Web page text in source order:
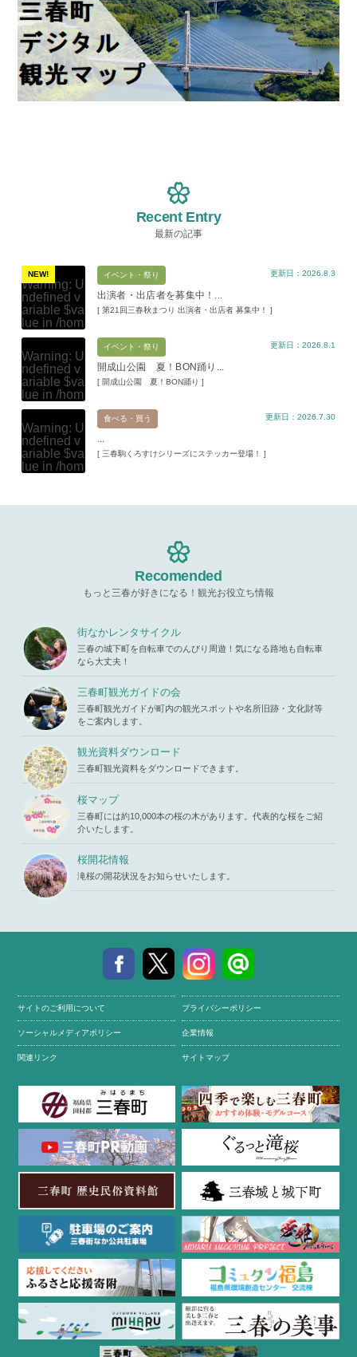
Recent Entry
最新の記事
NEW!
Warning: U
ndefined v
ariable $va
lue in /hom
e/xs11945
9/miharuko
ma.com/pu
blic_html/w
p-content/t
hemes/mih
aru/templat
e-parts/pic
up.phpon l
ine19
Warning: A
parts/picu
p.phpon li
ne19
イベント・祭り
出演者・出店者を募集中！...
[ 第21回三春秋まつり 出演者・出店者 募集中！ ]
更新日：2026.8.3
Warning: U
ndefined v
ariable $va
lue in /hom
e/xs11945
9/miharuko
ma.com/pu
blic_html/w
p-content/t
hemes/mih
up.phpon l
iharukoma.
com/public
_html/wp-c
ontent/the
mes/mihar
u/template-
parts/picu
p.phpon li
ne19
イベント・祭り
開成山公園 夏！BON踊り...
[ 開成山公園 夏！BON踊り ]
更新日：2026.8.1
Warning: U
ndefined v
ariable $va
lue in /hom
ma.com/pu
ttempt to re
ad property
"ID" on null
in/home/x
iharukoma.
com/public
_html/wp-c
ontent/the
mes/mihar
u/template-
parts/picu
p.phpon li
ne 19
食べる・買う
...
[ 三春駒くろすけシリーズにステッカー登場！ ]
更新日：2026.7.30
Recomended
もっと三春が好きになる！観光お役立ち情報
街なかレンタサイクル
三春の城下町を自転車でのんびり周遊！気になる路地も自転車
なら大丈夫！
三春町観光ガイドの会
三春町観光ガイドが町内の観光スポットや名所旧跡・文化財等
をご案内します。
観光資料ダウンロード
三春町観光資料をダウンロードできます。
桜マップ
三春町には約10,000本の桜の木があります。代表的な桜をご紹
介いたします。
桜開花情報
滝桜の開花状況をお知らせいたします。
サイトのご利用について プライバシーポリシー
ソーシャルメディアポリシー 企業情報
関連リンク サイトマップ